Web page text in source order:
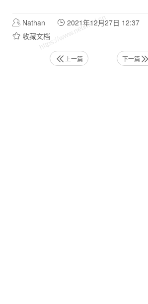
Nathan 2021年12月27日 12:37
收藏文档
上一篇 下一篇